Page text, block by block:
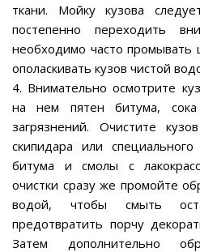
ткани. Мойку кузова
постепенно переходить
необходимо часто промывать
ополаскивать кузов чистой
4. Внимательно осмотрите
на нем пятен битума,
загрязнений. Очистите
скипидара или
битума и смолы с
очистки сразу же промойте
водой, чтобы смыть
предотвратить порчу
Затем дополнительно